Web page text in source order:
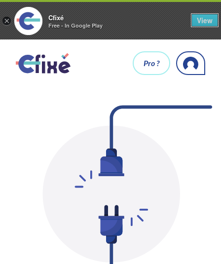
× Cfixé
Free - In Google Play
View
Pro ?